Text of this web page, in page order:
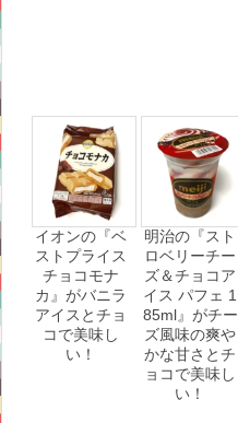
イオンの『ベ
ストプライス
チョコモナ
カ』がバニラ
アイスとチョ
コで美味し
い！
明治の『スト
ロベリーチー
ズ＆チョコア
イス パフェ 1
85ml』がチー
ズ風味の爽や
かな甘さとチ
ョコで美味し
い！